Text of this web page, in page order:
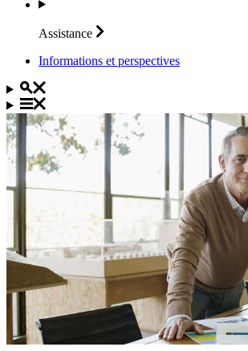
Assistance
Informations et perspectives